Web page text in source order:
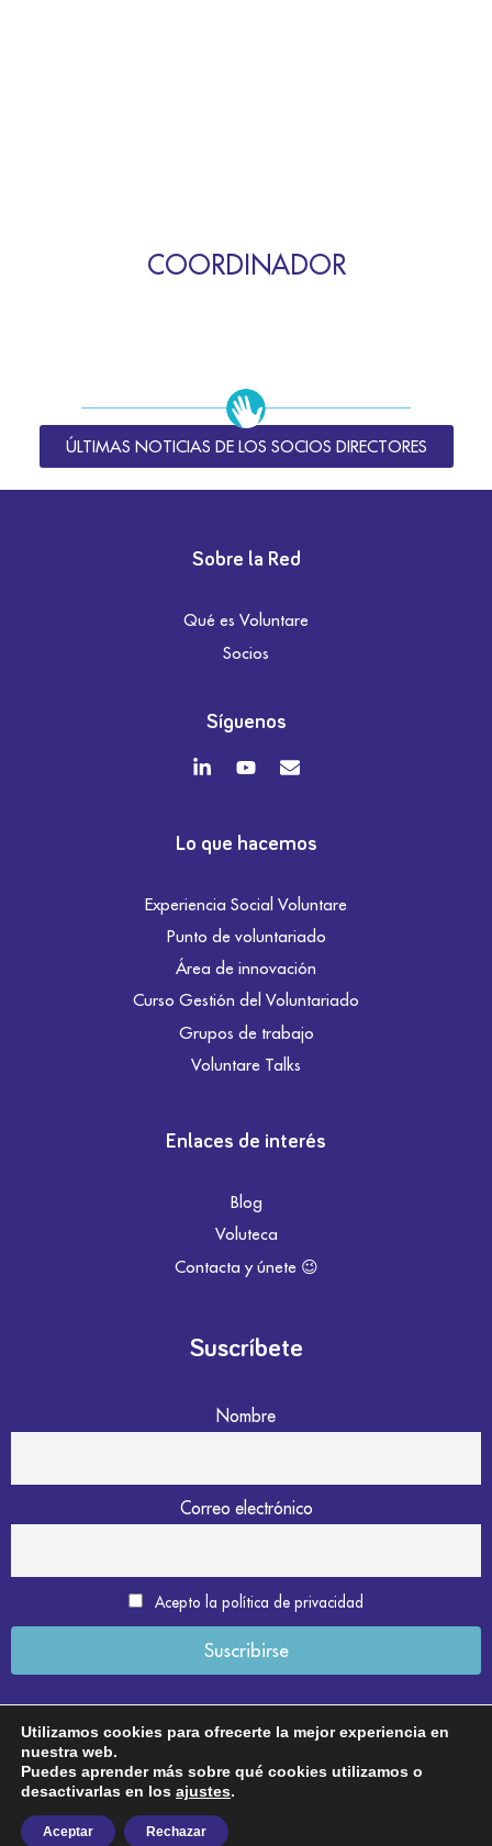
COORDINADOR
ÚLTIMAS NOTICIAS DE LOS SOCIOS DIRECTORES
Sobre la Red
Qué es Voluntare
Socios
Síguenos
Lo que hacemos
Experiencia Social Voluntare
Punto de voluntariado
Área de innovación
Curso Gestión del Voluntariado
Grupos de trabajo
Voluntare Talks
Enlaces de interés
Blog
Voluteca
Contacta y únete 😉
Suscríbete
Nombre
Correo electrónico
Acepto la política de privacidad
Aviso legal
Política de privacidad
Utilizamos cookies para ofrecerte la mejor experiencia en
nuestra web.
Puedes aprender más sobre qué cookies utilizamos o
desactivarlas en los ajustes.
Aceptar Rechazar